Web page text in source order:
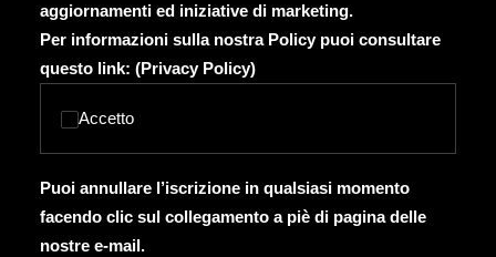
aggiornamenti ed iniziative di marketing.
Per informazioni sulla nostra Policy puoi consultare
questo link: (Privacy Policy)
Accetto
Puoi annullare l’iscrizione in qualsiasi momento
facendo clic sul collegamento a piè di pagina delle
nostre e-mail.